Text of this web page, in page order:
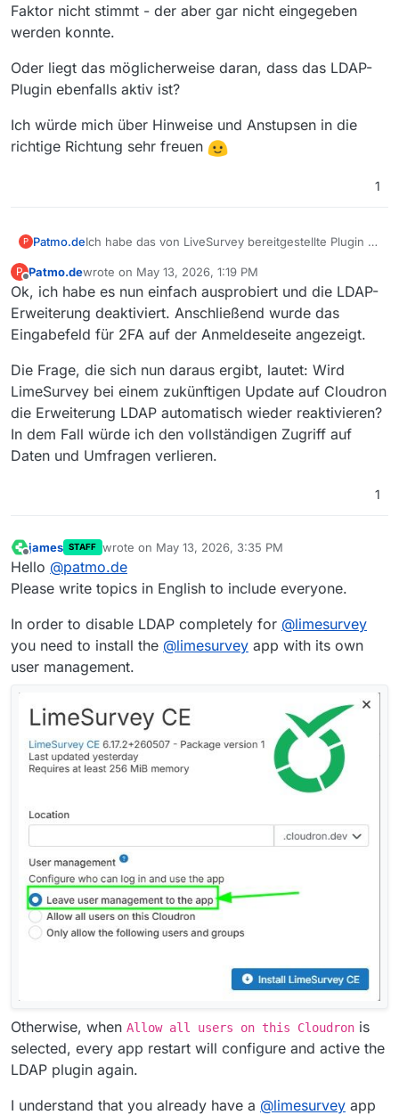
Faktor nicht stimmt - der aber gar nicht eingegeben
werden konnte.
Oder liegt das möglicherweise daran, dass das LDAP-
Plugin ebenfalls aktiv ist?
Ich würde mich über Hinweise und Anstupsen in die
richtige Richtung sehr freuen
1
P Patmo.deIch habe das von LiveSurvey bereitgestellte Plugin 2-
mit meinem Nutzer durchlaufen.
Jetzt kann ich mich nicht mehr auf meiner
LimeSurvey-Instanz anmelden. Der Anmelde-Dialog
sieht kein Feld für die Eingabe des 2. Faktors vor -
es wird einfach nichts dafür angezeigt. Sobald ich
nach Eingabe von Benutzername und Passwort auf
Fehlermeldung, dass der 2. Faktor nicht stimmt - der
aber gar nicht eingegeben werden konnte.
Oder liegt das möglicherweise daran, dass das
LDAP-Plugin ebenfalls aktiv ist?
Ich würde mich über Hinweise und Anstupsen in die
P
Offline
Patmo.dewrote on May 13, 2026, 1:19 PM
last edited by
Ok, ich habe es nun einfach ausprobiert und die LDAP-
Erweiterung deaktiviert. Anschließend wurde das
Eingabefeld für 2FA auf der Anmeldeseite angezeigt.
Die Frage, die sich nun daraus ergibt, lautet: Wird
LimeSurvey bei einem zukünftigen Update auf Cloudron
die Erweiterung LDAP automatisch wieder reaktivieren?
In dem Fall würde ich den vollständigen Zugriff auf
Daten und Umfragen verlieren.
1
Offline
james STAFF wrote on May 13, 2026, 3:35 PM
last edited by
Hello @patmo.de
Please write topics in English to include everyone.
In order to disable LDAP completely for @limesurvey
you need to install the @limesurvey app with its own
user management.
Otherwise, when Allow all users on this Cloudron is
selected, every app restart will configure and active the
LDAP plugin again.
I understand that you already have a @limesurvey app